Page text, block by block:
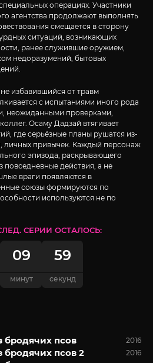
операциях. Участники
агентства продолжают выполнять
смещается в сторону
ситуаций, возникающих
ранее служившие оружием,
недоразумений, бытовых
избавившийся от травм
с испытаниями иного рода
неожиданными проверками,
Осаму Дадзай втягивает
где серьёзные планы рушатся из-
личных привычек. Каждый персонаж
эпизода, раскрывающего
повседневные действия, а не
враги появляются в
союзы формируются по
используются не по
СЕРИИ ОСТАЛОСЬ:
09
минут
58
секунд
бродячих псов 2016
бродячих псов 2 2016